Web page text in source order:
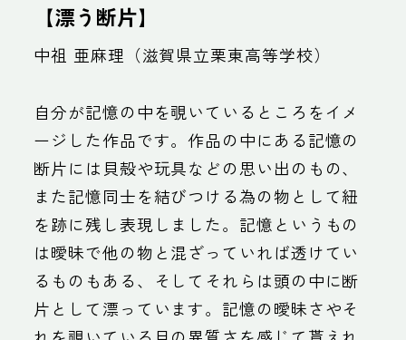
【漂う断片】
中祖 亜麻理（滋賀県立栗東高等学校）
自分が記憶の中を覗いているところをイメ
ージした作品です。作品の中にある記憶の
断片には貝殻や玩具などの思い出のもの、
また記憶同士を結びつける為の物として紐
を跡に残し表現しました。記憶というもの
は曖昧で他の物と混ざっていれば透けてい
るものもある、そしてそれらは頭の中に断
片として漂っています。記憶の曖昧さやそ